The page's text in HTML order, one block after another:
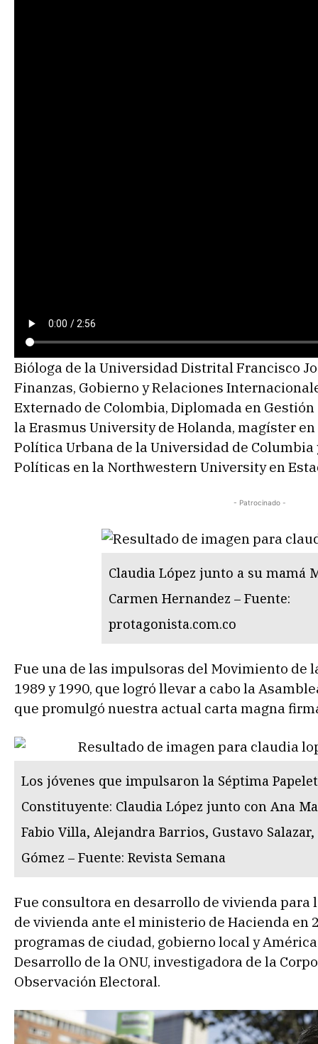
Bióloga de la Universidad Distrital Francisco
Finanzas, Gobierno y Relaciones
Externado de Colombia, Diplomada en Gestión
la Erasmus University de Holanda, magíster
Política Urbana de la Universidad de Columbia
Políticas en la Northwestern University en
- Patrocinado -
Claudia López junto a su mamá
Carmen Hernandez – Fuente:
protagonista.com.co
Fue una de las impulsoras del Movimiento de
1989 y 1990, que logró llevar a cabo la
que promulgó nuestra actual carta magna
Los jóvenes que impulsaron la Séptima
Constituyente: Claudia López junto con Ana
Fabio Villa, Alejandra Barrios, Gustavo
Gómez – Fuente: Revista Semana
Fue consultora en desarrollo de vivienda para
de vivienda ante el ministerio de Hacienda en
programas de ciudad, gobierno local y
Desarrollo de la ONU, investigadora de la
Observación Electoral.